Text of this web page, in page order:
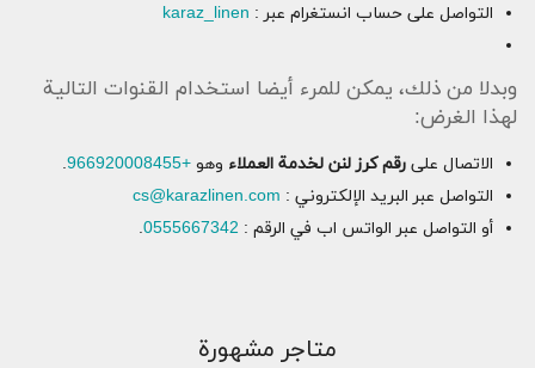
التواصل على حساب انستغرام عبر : karaz_linen
وبدلا من ذلك، يمكن للمرء أيضا استخدام القنوات التالية
لهذا الغرض:
الاتصال على رقم كرز لنن لخدمة العملاء وهو +966920008455
.
التواصل عبر البريد الإلكتروني : cs@karazlinen.com
أو التواصل عبر الواتس اب في الرقم : 0555667342
.
متاجر مشهورة